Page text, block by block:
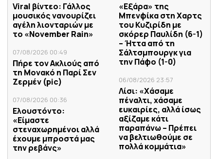
Viral βίντεο: Γάλλος
μουσικός νανουρίζει
αγέλη λιονταριών με
το «November Rain»
07/08/2026 00:49
Πήρε τον Ακλιούς από
τη Μονακό η Παρί Σεν
Ζερμέν (pic)
07/08/2026 00:36
Ελουστόντο:
«Είμαστε
στεναχωρημένοι αλλά
έχουμε μπροστά μας
την ρεβάνς»
«Εξάρα» της
Μπενφίκα στη Χαρτς
του Κυζιρίδη με
σκόρερ Παυλίδη (6-1)
– Ήττα από τη
Σάλτσμπουργκ για
την Πάφο (1-0)
06/08/2026 23:57
Λίσι: «Χάσαμε
πέναλτι, χάσαμε
ευκαιρίες, αλλά ίσως
αξίζαμε κάτι
παραπάνω – Πρέπει
να βελτιωθούμε σε
πολλά κομμάτια»